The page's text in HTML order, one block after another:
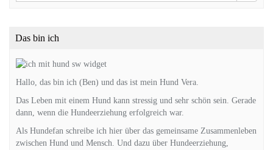
Das bin ich
Hallo, das bin ich (Ben) und das ist mein Hund Vera.
Das Leben mit einem Hund kann stressig und sehr schön sein. Gerade
dann, wenn die Hundeerziehung erfolgreich war.
Als Hundefan schreibe ich hier über das gemeinsame Zusammenleben
zwischen Hund und Mensch. Und dazu über Hundeerziehung,